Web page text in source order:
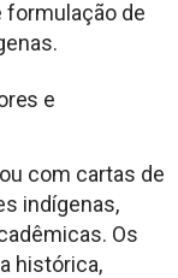
formulação de
e
com cartas de
indígenas,
Os
histórica,